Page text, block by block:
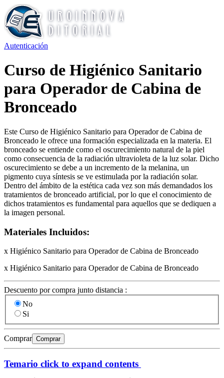
Autenticación
Curso de Higiénico Sanitario
para Operador de Cabina de
Bronceado
Este Curso de Higiénico Sanitario para Operador de Cabina de
Bronceado le ofrece una formación especializada en la materia. El
bronceado se entiende como el oscurecimiento natural de la piel
como consecuencia de la radiación ultravioleta de la luz solar. Dicho
oscurecimiento se debe a un incremento de la melanina, un
pigmento cuya síntesis se ve estimulada por la radiación solar.
Dentro del ámbito de la estética cada vez son más demandados los
tratamientos de bronceado artificial, por lo que el conocimiento de
dichos tratamientos es fundamental para aquellos que se dediquen a
la imagen personal.
Materiales Incluidos:
x Higiénico Sanitario para Operador de Cabina de Bronceado
x Higiénico Sanitario para Operador de Cabina de Bronceado
Descuento por compra junto distancia :
No
Si
Comprar Comprar
Temario click to expand contents